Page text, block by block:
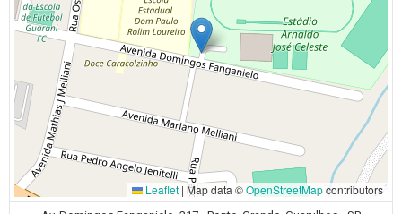
Leaflet | Map data ©OpenStreetMapcontributors